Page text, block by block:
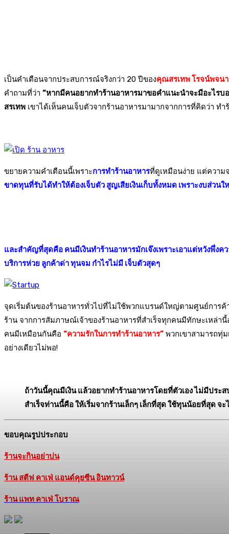
เป็นคำเตือนจากประสบการณ์จริงกว่า 20 ปีของคุณสรเทพ โรจน์พจน
คำถามที่ว่า “หากมีคนอยากทำร้านอาหารมาขอคำแนะนำจะมีอะไรบอ
สรเทพ เขาได้เห็นคนเจ็บตัวจากร้านอาหารมามากจากการที่คิดว่า ทำ
ขยายความคำเตือนนี้เพราะการทำร้านอาหารที่ดูเหมือนง่าย แต่ความ
ขาดทุนที่รับได้ทำให้ต้องเจ็บตัว สูญเสียเงินเก็บทั้งหมด เพราะงบส่ว
และสำคัญที่สุดคือ คนมีเงินทำร้านอาหารมักเจ๊งเพราะเอาแต่หวังพึ่ง
บริการห่วย ลูกค้าด่า ทุนจม กำไรไม่มี เจ็บตัวสุดๆ
จุดเริ่มต้นของร้านอาหารทั่วไปที่ไม่ใช้พวกแบรนด์ใหญ่ตามศูนย์การค้
ร้าน จากการสัมภาษณ์เจ้าของร้านอาหารที่สำเร็จทุกคนมีทักษะเหล่า
คนมีเหมือนกันคือ “ความรักในการทำร้านอาหาร” พวกเขาสามารถทุ่
อย่างเดียวไม่พอ!
ถ้าวันนี้คุณมีเงิน แล้วอยากทำร้านอาหารโดยที่ตัวเอง ไม่มีประ
สำเร็จท่านนี้คือ ให้เริ่มจากร้านเล็กๆ เล็กที่สุด ใช้ทุนน้อยที่สุด จ
ขอบคุณรูปประกอบ
ร้านจะกินอย่าบ่น
ร้าน สตีฟ คาเฟ่ แอนด์คุยซีน อินทาวน์
ร้าน แพท คาเฟ่ โบราณ